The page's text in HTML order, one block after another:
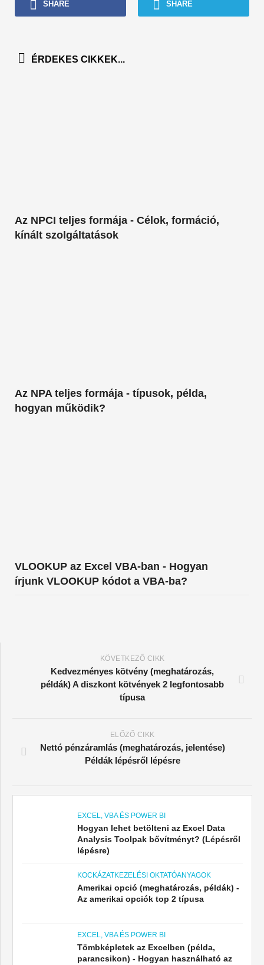
SHARE SHARE
ÉRDEKES CIKKEK...
Az NPCI teljes formája - Célok, formáció,
kínált szolgáltatások
Az NPA teljes formája - típusok, példa,
hogyan működik?
VLOOKUP az Excel VBA-ban - Hogyan
KÖVETKEZŐ CIKK
Kedvezményes kötvény (meghatározás,
példák) A diszkont kötvények 2 legfontosabb
ELŐZŐ CIKK
Nettó pénzáramlás (meghatározás, jelentése)
EXCEL, VBA ÉS POWER BI
Hogyan lehet betölteni az Excel Data
Analysis Toolpak bővítményt? (Lépésről
KOCKÁZATKEZELÉSI OKTATÓANYAGOK
Amerikai opció (meghatározás, példák) -
EXCEL, VBA ÉS POWER BI
Tömbképletek az Excelben (példa,
parancsikon) - Hogyan használható az